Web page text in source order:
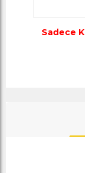
Sadece